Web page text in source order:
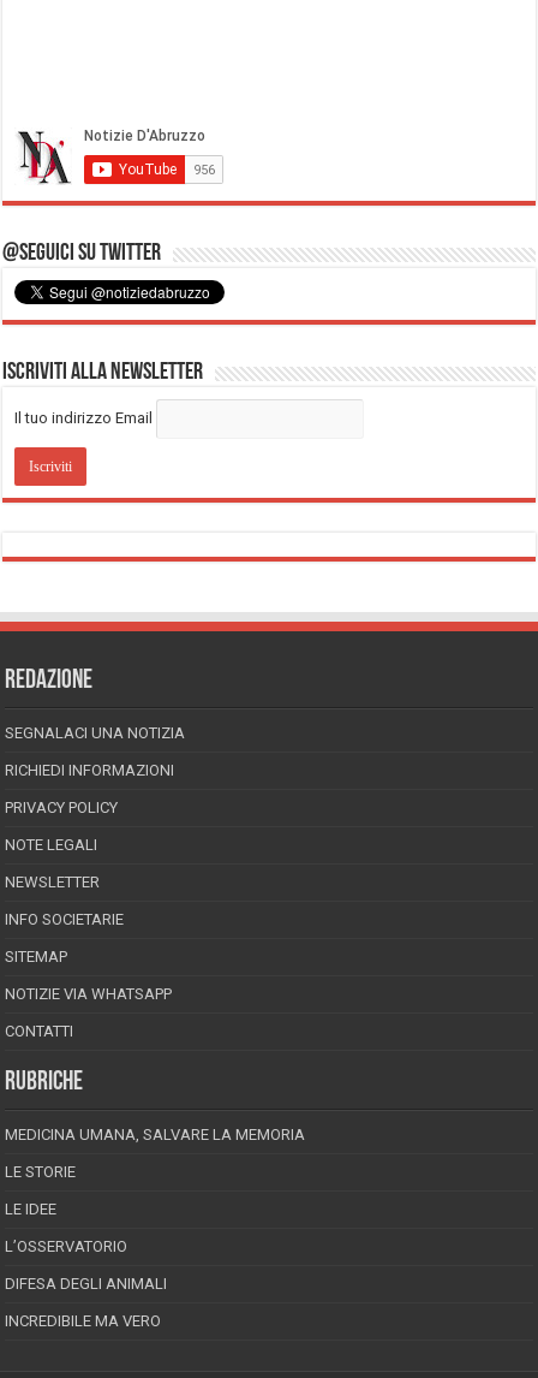
@Seguici su Twitter
Iscriviti alla Newsletter
Il tuo indirizzo Email
REDAZIONE
SEGNALACI UNA NOTIZIA
RICHIEDI INFORMAZIONI
PRIVACY POLICY
NOTE LEGALI
NEWSLETTER
INFO SOCIETARIE
SITEMAP
NOTIZIE VIA WHATSAPP
CONTATTI
RUBRICHE
MEDICINA UMANA, SALVARE LA MEMORIA
LE STORIE
LE IDEE
L’OSSERVATORIO
DIFESA DEGLI ANIMALI
INCREDIBILE MA VERO